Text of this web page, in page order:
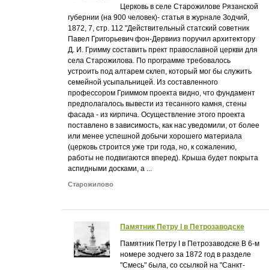
Церковь в селе Старожилове Рязанской
губернии (на 900 человек)- статья в журнале Зодчий,
1872, 7, стр. 112 "Действительный статский советник
Павел Григорьевич фон-Дервииз поручил архитектору
Д. И. Гримму составить прект православной церкви для
села Старожилова. По программе требовалось
устроить под алтарем склеп, который мог бы служить
семейной усыпальницей. Из составленного
профессором Гриммом проекта видно, что фундамент
предполагалось вывести из тесанного камня, стены
фасада - из кирпича. Осуществление этого проекта
поставлено в зависимость, как нас уведомили, от более
или менее успешной добычи хорошего материала
(церковь строится уже три года, но, к сожалению,
работы не подвигаются вперед). Крыша будет покрыта
аспидными досками, а ...
Старожилово
Памятник Петру I в Петрозаводске
Памятник Петру I в Петрозаводске В 6-м
номере зодчего за 1872 год в разделе
"Смесь" была, со ссылкой на "Санкт-